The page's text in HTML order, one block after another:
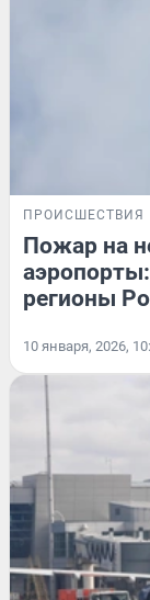
ПРОИСШЕСТВИЯ
Пожар на
регионы
10 января, 2026,